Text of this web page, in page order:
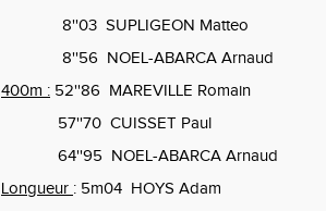
8''03 SUPLIGEON Matteo
8''56 NOEL-ABARCA Arnaud
400m : 52''86 MAREVILLE Romain
57''70 CUISSET Paul
64''95 NOEL-ABARCA Arnaud
Longueur : 5m04 HOYS Adam